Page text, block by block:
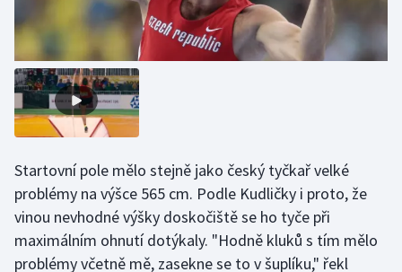
Rychlostní kanoistika
Short track
Stolní tenis
Triatlon
Startovní pole mělo stejně jako český tyčkař velké
problémy na výšce 565 cm. Podle Kudličky i proto, že
vinou nevhodné výšky doskočiště se ho tyče při
maximálním ohnutí dotýkaly. "Hodně kluků s tím mělo
problémy včetně mě, zasekne se to v šuplíku," řekl